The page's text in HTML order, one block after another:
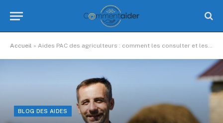
Accueil » Aides PAC des agriculteurs : comment les consulter et les conditions d’éligibilité
BLOG DES AIDES